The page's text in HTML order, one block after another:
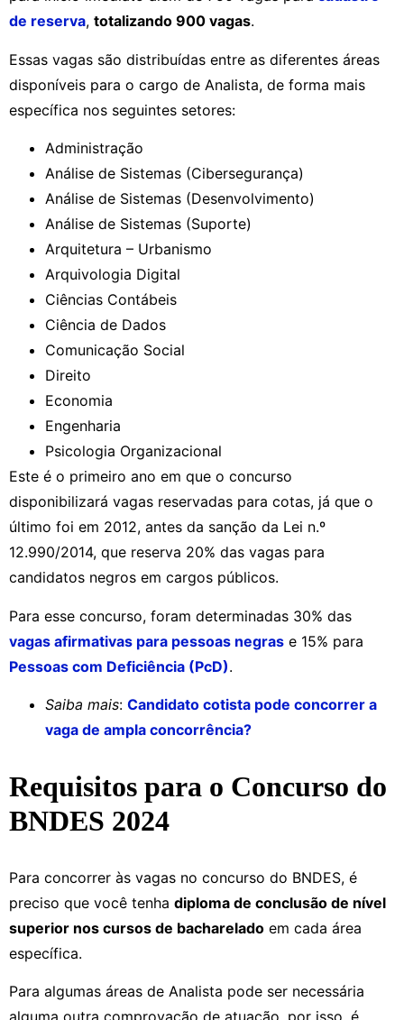
de reserva, totalizando 900 vagas.
Essas vagas são distribuídas entre as diferentes áreas
disponíveis para o cargo de Analista, de forma mais
específica nos seguintes setores:
Administração
Análise de Sistemas (Cibersegurança)
Análise de Sistemas (Desenvolvimento)
Análise de Sistemas (Suporte)
Arquitetura – Urbanismo
Arquivologia Digital
Ciências Contábeis
Ciência de Dados
Comunicação Social
Direito
Economia
Engenharia
Psicologia Organizacional
Este é o primeiro ano em que o concurso
disponibilizará vagas reservadas para cotas, já que o
último foi em 2012, antes da sanção da Lei n.º
12.990/2014, que reserva 20% das vagas para
candidatos negros em cargos públicos.
Para esse concurso, foram determinadas 30% das
vagas afirmativas para pessoas negras e 15% para
Pessoas com Deficiência (PcD).
Saiba mais: Candidato cotista pode concorrer a
vaga de ampla concorrência?
Requisitos para o Concurso do
BNDES 2024
Para concorrer às vagas no concurso do BNDES, é
preciso que você tenha diploma de conclusão de nível
superior nos cursos de bacharelado em cada área
específica.
Para algumas áreas de Analista pode ser necessária